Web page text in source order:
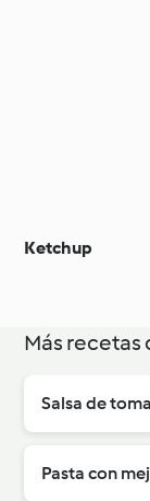
Ketchup
Más
Salsa de
Pasta con